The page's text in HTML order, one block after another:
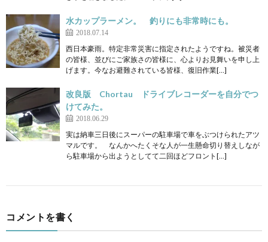
水カップラーメン。 釣りにも非常時にも。
2018.07.14
西日本豪雨。特定非常災害に指定されたようですね。被災者
の皆様、並びにご家族さの皆様に、心よりお見舞いを申し上
げます。今なお避難されている皆様、復旧作業[…]
改良版 Chortau ドライブレコーダーを自分でつ
けてみた。
2018.06.29
実は納車三日後にスーパーの駐車場で車をぶつけられたアツ
マルです。 なんかへたくそな人が一生懸命切り替えしなが
ら駐車場から出ようとしてて二回ほどフロント[…]
コメントを書く